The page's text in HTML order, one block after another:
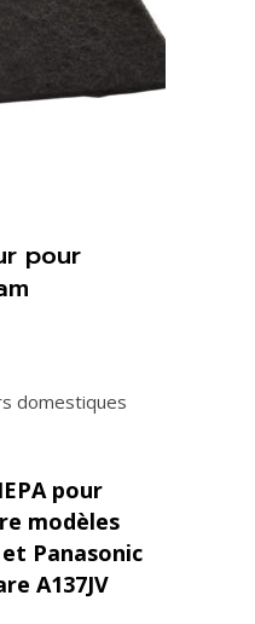
domestiques
pour